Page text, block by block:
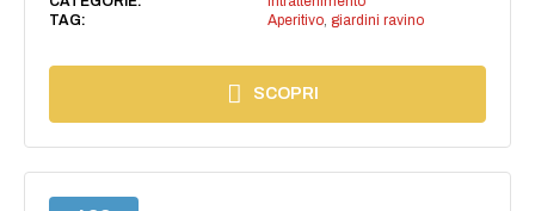
TAG:
Aperitivo, giardini ravino
SCOPRI